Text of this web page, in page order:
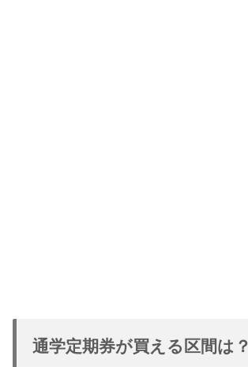
通学定期券が買える区間は？